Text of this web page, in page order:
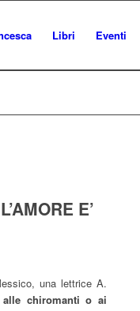
Libri Eventi
E’
una lettrice A.
chiromanti o ai